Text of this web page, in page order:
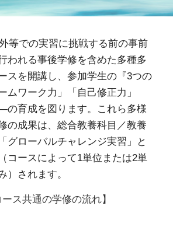
等での実習に挑戦する前の事前
われる事後学修を含めた多種多
スを開講し、参加学生の『3つの
ワーク力」「自己修正力」
の育成を図ります。これら多様
の成果は、総合教養科目 ／教養
「グローバルチャレンジ実習」と
コースによって1単位または2単
）されます。
ース共通の学修の流れ】